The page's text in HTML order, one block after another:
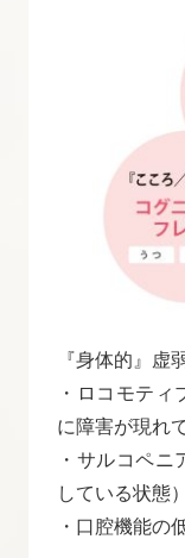
『身体的』虚
・ロコモテ
に障害が現れ
・サルコペ
している状態）
・口腔機能